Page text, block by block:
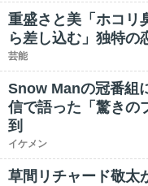
重盛さと美「ホコリ
ら差し込む」独特の
芸能
Snow Manの冠番組
信で語った「驚きの
到
イケメン
草間リチャード敬太